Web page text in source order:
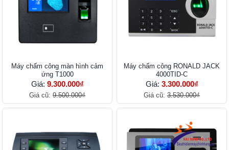
Máy chấm công màn hình cảm
ứng T1000
Giá: 9.300.000₫
Giá cũ: 9.500.000₫
Máy chấm công RONALD JACK
4000TID-C
Giá: 3.300.000₫
Giá cũ: 3.530.000₫